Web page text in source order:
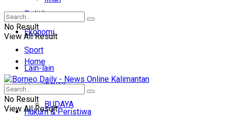
Politik
Ekonomi
Sport
Lain-lain
OPINI
BUDAYA
No Result
View All Result
Home
Headline
Hukum & Peristiwa
No Result
View All Result